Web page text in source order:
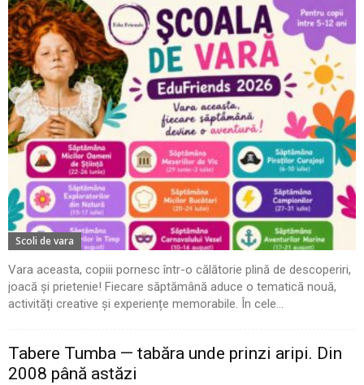
Scoli de vara
Vara aceasta, copiii pornesc într-o călătorie plină de descoperiri,
joacă și prietenie! Fiecare săptămână aduce o tematică nouă,
activități creative și experiențe memorabile. În cele...
Tabere Tumba — tabăra unde prinzi aripi. Din
2008 până astăzi